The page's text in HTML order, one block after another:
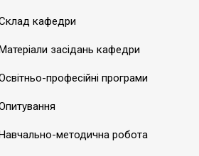
кафедри
засідань кафедри
професійні програми
методична робота